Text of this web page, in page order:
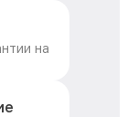
на